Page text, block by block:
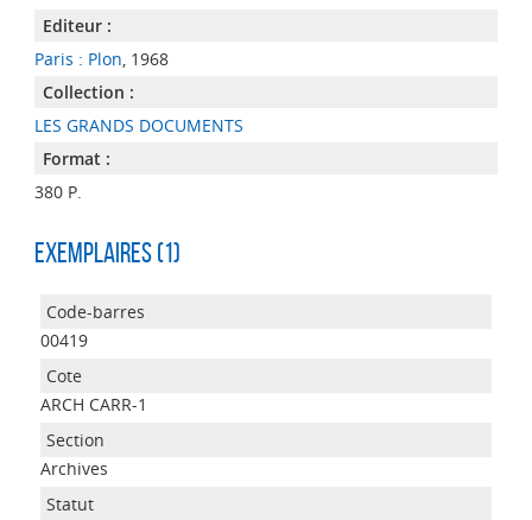
Editeur :
Paris : Plon, 1968
Collection :
LES GRANDS DOCUMENTS
Format :
380 P.
Exemplaires (1)
00419
ARCH CARR-1
Archives